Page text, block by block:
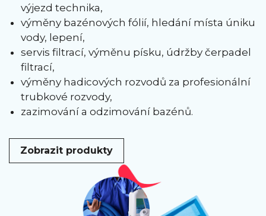
výjezd technika,
výměny bazénových fólií, hledání místa úniku
vody, lepení,
servis filtrací, výměnu písku, údržby čerpadel
filtrací,
výměny hadicových rozvodů za profesionální
trubkové rozvody,
zazimování a odzimování bazénů.
Zobrazit produkty